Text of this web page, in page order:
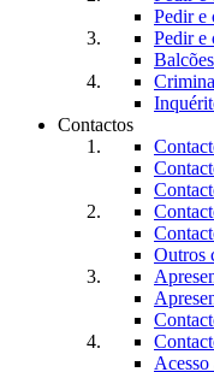
Pedir e
Pedir e
Contactos
Outros